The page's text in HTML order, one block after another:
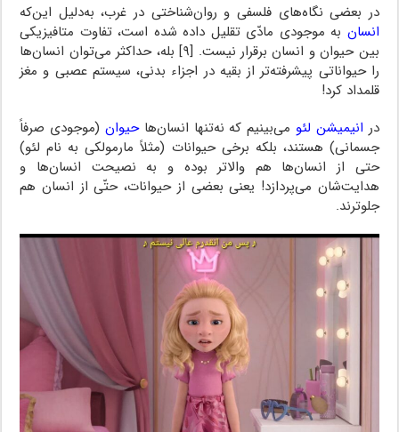
در بعضی نگاه‌های فلسفی و روان‌شناختی در غرب، به‌دلیل این‌که
انسان به موجودی مادّی تقلیل داده شده است، تفاوت متافیزیکی
بین حیوان و انسان برقرار نیست. [۹] بله، حداکثر می‌توان انسان‌ها
را حیواناتی پیشرفته‌تر از بقیه در اجزاء بدنی، سیستم عصبی و مغز
قلمداد کرد!
در انیمیشن لئو می‌بینیم که نه‌تنها انسان‌هاحیوان (موجودی صرفاً
جسمانی) هستند، بلکه برخی حیوانات (مثلاً مارمولکی به نام لئو)
حتی از انسان‌ها هم والاتر بوده و به نصیحت انسان‌ها و
هدایت‌شان می‌پردازد! یعنی بعضی از حیوانات، حتّی از انسان هم
جلوترند.